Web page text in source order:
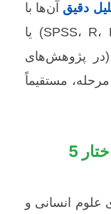
دقیق آن‌ها با
نرم‌افزارهای آماری (مانند SPSS، R، Python) یا
(در پژوهش‌های
مستقیماً
4. نگارش فصول پایان‌نامه (ساختار 5
علوم انسانی و